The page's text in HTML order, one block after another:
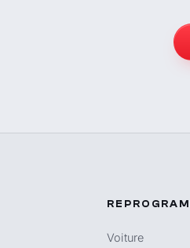
Voiture